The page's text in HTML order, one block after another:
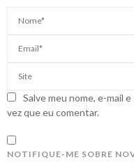
Salve meu nome, e-mail
vez que eu comentar.
NOTIFIQUE-ME SOBRE